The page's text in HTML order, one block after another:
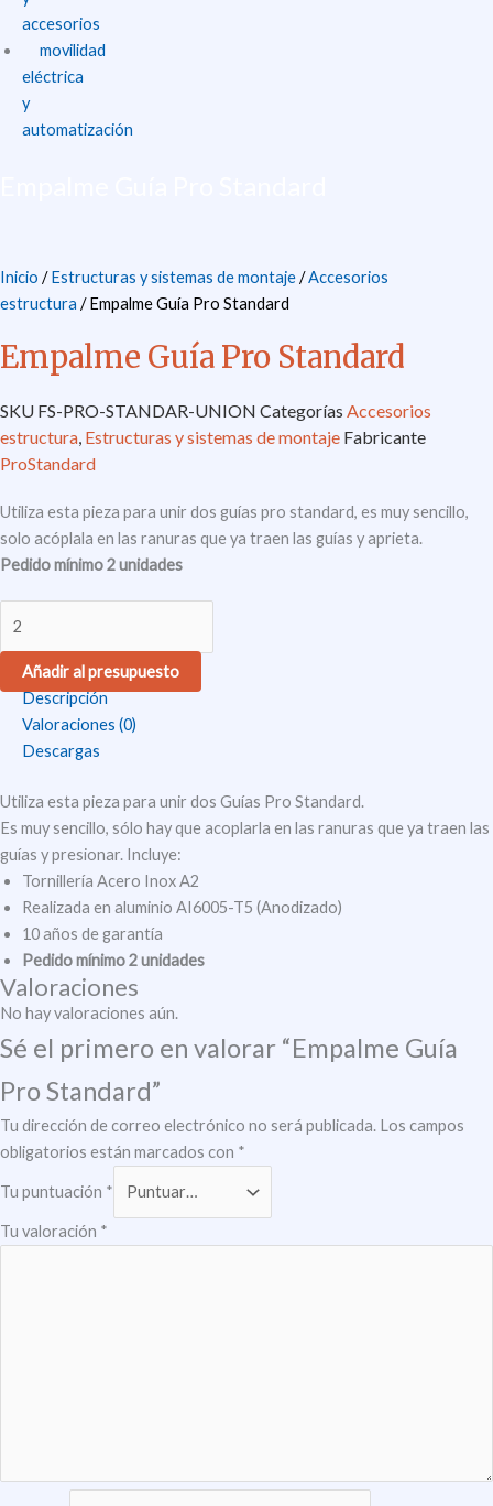
accesorios
movilidad
eléctrica
y
automatización
Inicio /Estructuras y sistemas de montaje/Accesorios
estructura / Empalme Guía Pro Standard
Empalme Guía Pro Standard
SKU FS-PRO-STANDAR-UNION Categorías Accesorios
estructura, Estructuras y sistemas de montaje Fabricante
ProStandard
Utiliza esta pieza para unir dos guías pro standard, es muy sencillo,
solo acóplala en las ranuras que ya traen las guías y aprieta.
Pedido mínimo 2 unidades
Añadir al presupuesto
Descripción
Valoraciones (0)
Descargas
Utiliza esta pieza para unir dos Guías Pro Standard.
Es muy sencillo, sólo hay que acoplarla en las ranuras que ya traen las
guías y presionar. Incluye:
Tornillería Acero Inox A2
Realizada en aluminio AI6005-T5 (Anodizado)
10 años de garantía
Pedido mínimo 2 unidades
Valoraciones
No hay valoraciones aún.
Sé el primero en valorar “Empalme Guía
Pro Standard”
Tu dirección de correo electrónico no será publicada. Los campos
obligatorios están marcados con *
Tu puntuación *
Tu valoración *